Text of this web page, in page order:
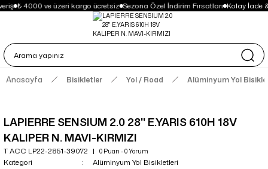
₺ 4000 ve üzeri kargo ücretsiz Sezona Özel İndirim Fırsatları Kolay İade
Anasayfa Bisikletler Yol / Road Alüminyum Yol
LAPIERRE SENSIUM 2.0 28'' E.YARIS 610H 18V
KALIPER N. MAVI-KIRMIZI
T ACC LP22-2851-39072 0 Puan - 0 Yorum
Kategori
Alüminyum Yol Bisikletleri